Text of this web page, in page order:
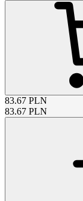
83.67 PLN
83.67 PLN